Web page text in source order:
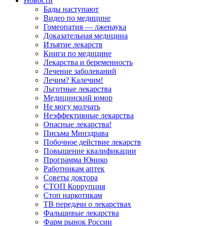
Бады наступают
Видео по медицине
Гомеопатия — лженаука
Доказательная медицина
Изъятие лекарств
Книги по медицине
Лекарства и беременность
Лечение заболеваний
Лечим? Калечим!
Льготные лекарства
Медицинский юмор
Не могу молчать
Неэффективные лекарства
Опасные лекарства!
Письма Минздрава
Побочное действие лекарств
Повышение квалификации
Программа Юнико
Работникам аптек
Советы доктора
СТОП Коррупция
Стоп наркотикам
ТВ передачи о лекарствах
Фальшивые лекарства
Фарм рынок России